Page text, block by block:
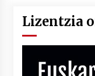
Lizentzia